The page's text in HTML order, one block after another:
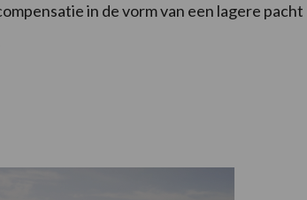
in de vorm van een lagere pacht